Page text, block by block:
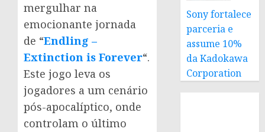
mergulhar na
emocionante jornada
de “Endling –
Extinction is Forever“.
Este jogo leva os
jogadores a um cenário
pós-apocalíptico, onde
controlam o último
Sony fortalece
parceria e
assume 10%
da Kadokawa
Corporation